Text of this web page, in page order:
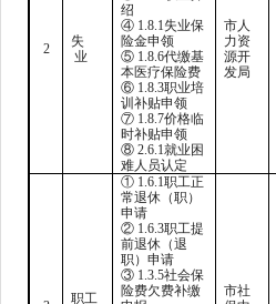
2
失
业
绍
④ 1.8.1失业保
险金申领
⑤ 1.8.6代缴基
本医疗保险费
⑥ 1.8.3职业培
训补贴申领
⑦ 1.8.7价格临
时补贴申领
⑧ 2.6.1就业困
难人员认定
市人
力资
源开
发局
职工
① 1.6.1职工正
常退休（职）
申请
② 1.6.3职工提
前退休（退
职）申请
③ 1.3.5社会保
险费欠费补缴
市社